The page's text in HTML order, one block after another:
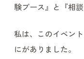
験ブース』と『相
私は、このイベン
にがありました。